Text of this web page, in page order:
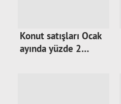
Konut satışları Ocak
ayında yüzde 2…